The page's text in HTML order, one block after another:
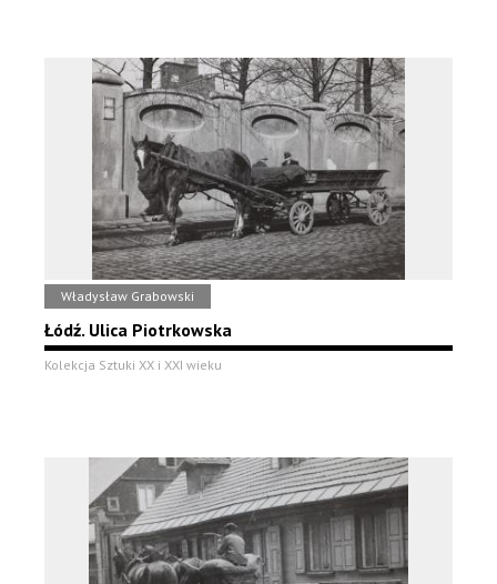
Władysław Grabowski
Łódź. Ulica Piotrkowska
Kolekcja Sztuki XX i XXI wieku